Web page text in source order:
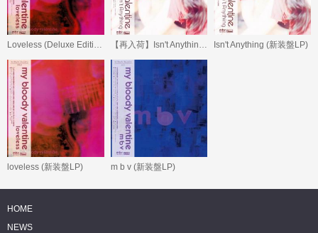
Loveless (Deluxe Edition) 日本語帯付LP 【再入荷】Isn't Anything (Deluxe Edition) 日本語帯付LP Isn't Anything (新装盤LP)
loveless (新装盤LP) m b v (新装盤LP)
HOME
NEWS